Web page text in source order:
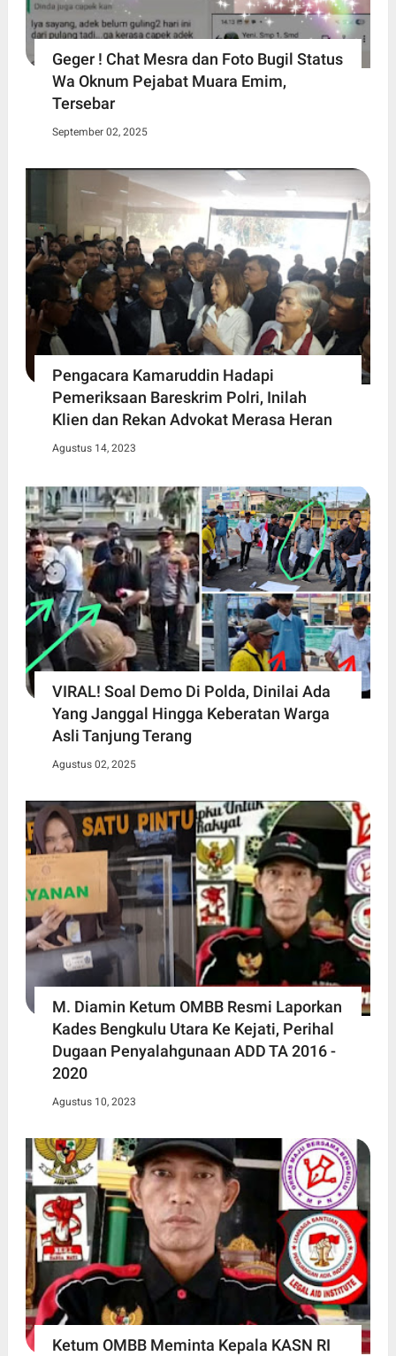
Geger ! Chat Mesra dan Foto Bugil Status
Wa Oknum Pejabat Muara Emim,
Tersebar
September 02, 2025
Pengacara Kamaruddin Hadapi
Pemeriksaan Bareskrim Polri, Inilah
Klien dan Rekan Advokat Merasa Heran
Agustus 14, 2023
VIRAL! Soal Demo Di Polda, Dinilai Ada
Yang Janggal Hingga Keberatan Warga
Asli Tanjung Terang
Agustus 02, 2025
M. Diamin Ketum OMBB Resmi Laporkan
Kades Bengkulu Utara Ke Kejati, Perihal
Dugaan Penyalahgunaan ADD TA 2016 -
2020
Agustus 10, 2023
Ketum OMBB Meminta Kepala KASN RI